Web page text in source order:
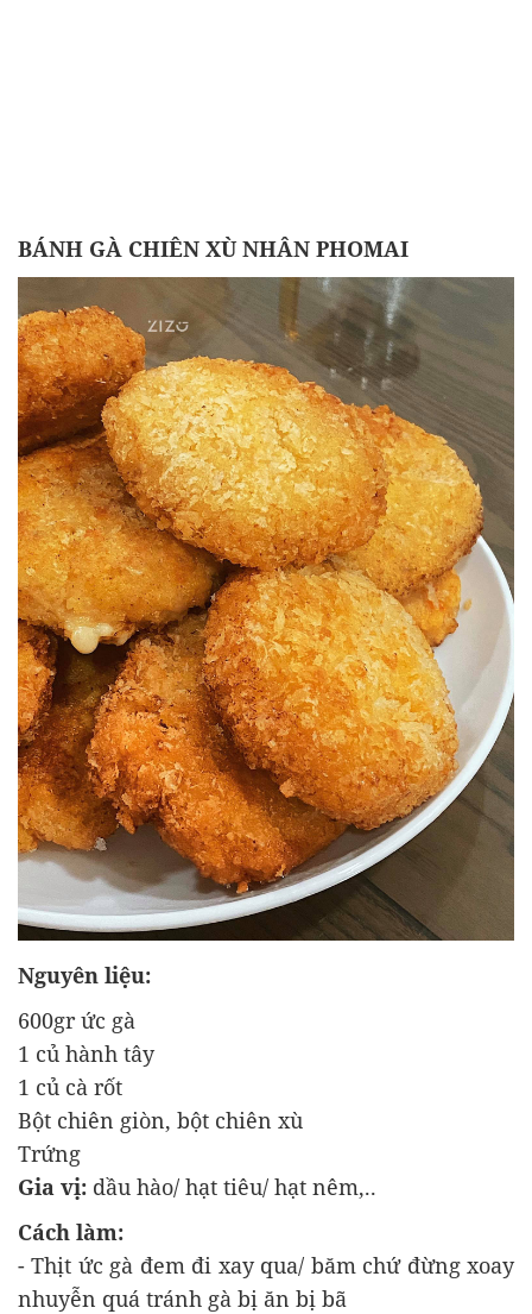
BÁNH GÀ CHIÊN XÙ NHÂN PHOMAI
Nguyên liệu:
600gr ức gà
1 củ hành tây
1 củ cà rốt
Bột chiên giòn, bột chiên xù
Trứng
Gia vị: dầu hào/ hạt tiêu/ hạt nêm,..
Cách làm:
- Thịt ức gà đem đi xay qua/ băm chứ đừng xoay
nhuyễn quá tránh gà bị ăn bị bã